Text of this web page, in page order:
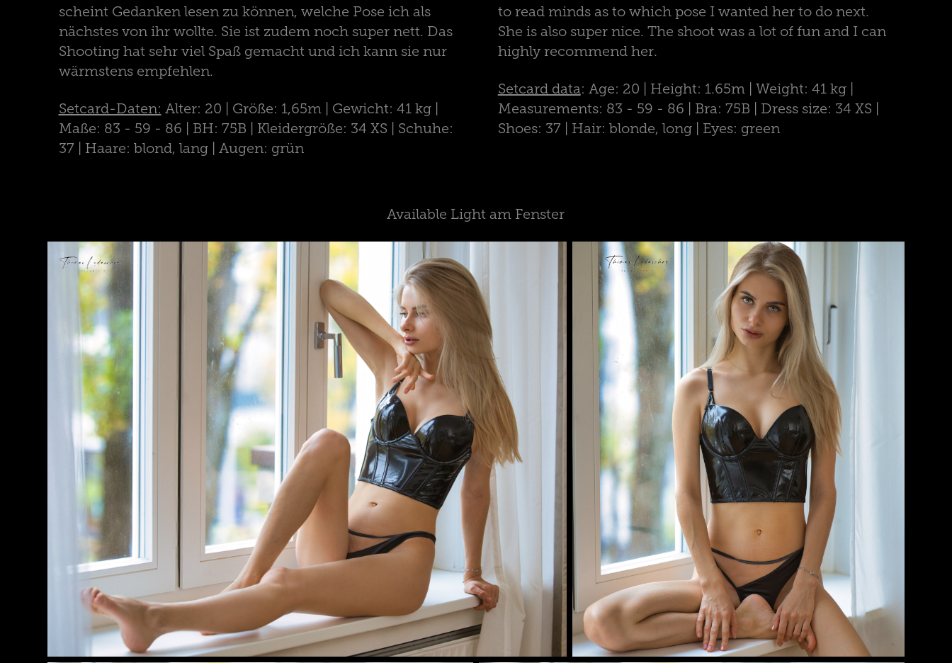
scheint Gedanken lesen zu können, welche Pose ich als
nächstes von ihr wollte. Sie ist zudem noch super nett. Das
Shooting hat sehr viel Spaß gemacht und ich kann sie nur
wärmstens empfehlen.
Setcard-Daten: Alter: 20 | Größe: 1,65m | Gewicht: 41 kg |
Maße: 83 - 59 - 86 | BH: 75B | Kleidergröße: 34 XS | Schuhe:
37 | Haare: blond, lang | Augen: grün
to read minds as to which pose I wanted her to do next.
She is also super nice. The shoot was a lot of fun and I can
highly recommend her.
Setcard data: Age: 20 | Height: 1.65m | Weight: 41 kg |
Measurements: 83 - 59 - 86 | Bra: 75B | Dress size: 34 XS |
Shoes: 37 | Hair: blonde, long | Eyes: green
Available Light am Fenster